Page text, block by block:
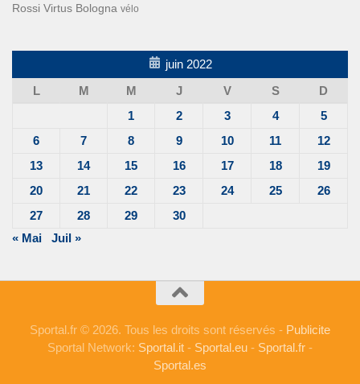
Rossi Virtus Bologna vélo
juin 2022
L
M M J V S
D
1
2 3 4
5
6
7 8 9 10 11
12
13
14 15 16 17 18
19
20
21 22 23 24 25
26
27
28 29
30
« Mai
Juil »
Sportal.fr © 2026. Tous les droits sont réservés - Publicite
Sportal Network: Sportal.it - Sportal.eu - Sportal.fr -
Sportal.es